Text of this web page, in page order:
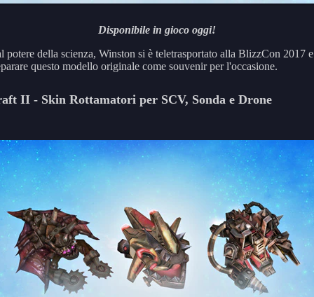
Disponibile in gioco oggi!
potere della scienza, Winston si è teletrasportato alla BlizzCon 2017
questo modello originale come souvenir per l'occasione.
II - Skin Rottamatori per SCV, Sonda e Drone